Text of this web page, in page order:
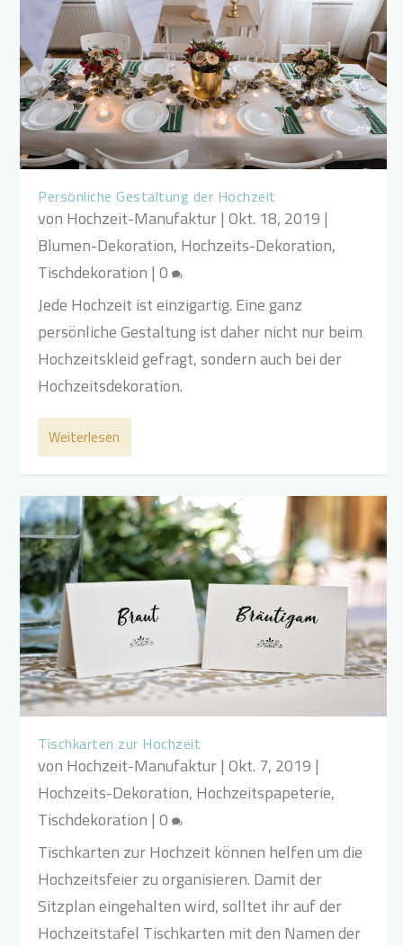
Persönliche Gestaltung der Hochzeit
von Hochzeit-Manufaktur|Okt. 18, 2019 |
Blumen-Dekoration, Hochzeits-Dekoration,
Tischdekoration |0
Jede Hochzeit ist einzigartig. Eine ganz
persönliche Gestaltung ist daher nicht nur beim
Hochzeitskleid gefragt, sondern auch bei der
Hochzeitsdekoration.
Weiterlesen
Tischkarten zur Hochzeit
von Hochzeit-Manufaktur|Okt. 7, 2019 |
Hochzeits-Dekoration, Hochzeitspapeterie,
Tischdekoration |0
Tischkarten zur Hochzeit können helfen um die
Hochzeitsfeier zu organisieren. Damit der
Sitzplan eingehalten wird, solltet ihr auf der
Hochzeitstafel Tischkarten mit den Namen der